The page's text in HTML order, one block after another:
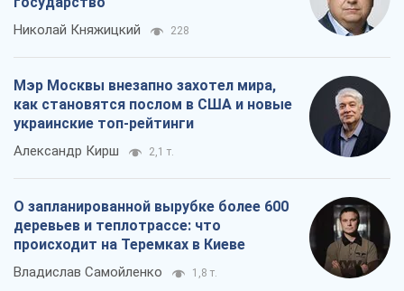
Николай Княжицкий 228
Мэр Москвы внезапно захотел мира,
как становятся послом в США и новые
украинские топ-рейтинги
Александр Кирш 2,1 т.
О запланированной вырубке более 600
деревьев и теплотрассе: что
происходит на Теремках в Киеве
Владислав Самойленко 1,8 т.